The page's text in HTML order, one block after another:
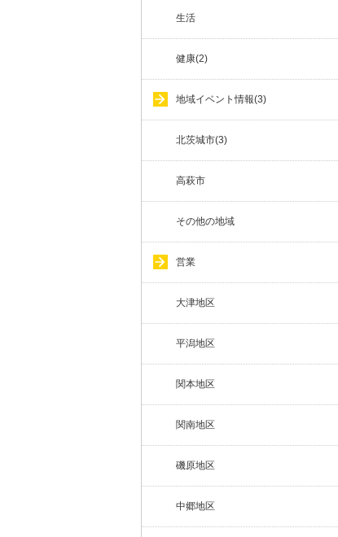
生活
健康(2)
地域イベント情報(3)
北茨城市(3)
高萩市
その他の地域
営業
大津地区
平潟地区
関本地区
関南地区
磯原地区
中郷地区